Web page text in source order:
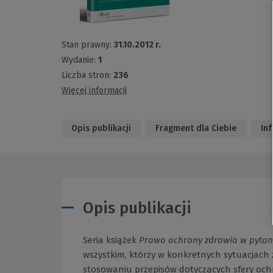
Stan prawny: 31.10.2012 r.
Wydanie: 1
Liczba stron: 236
Więcej informacji
Opis publikacji Fragment dla Ciebie
Opis publikacji
Seria książek Prawo ochrony zdrowia w
wszystkim, którzy w konkretnych
stosowaniu przepisów dotyczących sfery